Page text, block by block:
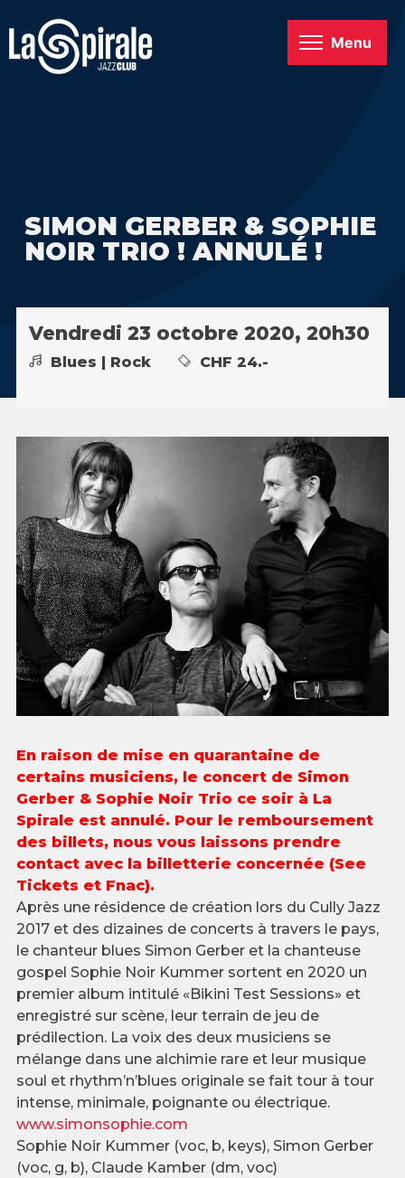
Menu
SIMON GERBER & SOPHIE
NOIR TRIO ! ANNULÉ !
Vendredi 23 octobre 2020, 20h30
Blues | Rock CHF 24.-
En raison de mise en quarantaine de
certains musiciens, le concert de Simon
Gerber & Sophie Noir Trio ce soir à La
Spirale est annulé. Pour le remboursement
des billets, nous vous laissons prendre
contact avec la billetterie concernée (See
Tickets et Fnac).
Après une résidence de création lors du Cully Jazz
2017 et des dizaines de concerts à travers le pays,
le chanteur blues Simon Gerber et la chanteuse
gospel Sophie Noir Kummer sortent en 2020 un
premier album intitulé «Bikini Test Sessions» et
enregistré sur scène, leur terrain de jeu de
prédilection. La voix des deux musiciens se
mélange dans une alchimie rare et leur musique
soul et rhythm’n’blues originale se fait tour à tour
intense, minimale, poignante ou électrique.
www.simonsophie.com
Sophie Noir Kummer (voc, b, keys), Simon Gerber
(voc, g, b), Claude Kamber (dm, voc)